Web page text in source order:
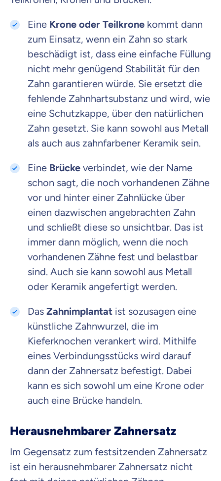
Eine Krone oder Teilkrone kommt dann
zum Einsatz, wenn ein Zahn so stark
beschädigt ist, dass eine einfache Füllung
nicht mehr genügend Stabilität für den
Zahn garantieren würde. Sie ersetzt die
fehlende Zahnhartsubstanz und wird, wie
eine Schutzkappe, über den natürlichen
Zahn gesetzt. Sie kann sowohl aus Metall
als auch aus zahnfarbener Keramik sein.
Eine Brücke verbindet, wie der Name
schon sagt, die noch vorhandenen Zähne
vor und hinter einer Zahnlücke über
einen dazwischen angebrachten Zahn
und schließt diese so unsichtbar. Das ist
immer dann möglich, wenn die noch
vorhandenen Zähne fest und belastbar
sind. Auch sie kann sowohl aus Metall
oder Keramik angefertigt werden.
Das Zahnimplantat ist sozusagen eine
künstliche Zahnwurzel, die im
Kieferknochen verankert wird. Mithilfe
eines Verbindungsstücks wird darauf
dann der Zahnersatz befestigt. Dabei
kann es sich sowohl um eine Krone oder
auch eine Brücke handeln.
Herausnehmbarer Zahnersatz
Im Gegensatz zum festsitzenden Zahnersatz
ist ein herausnehmbarer Zahnersatz nicht